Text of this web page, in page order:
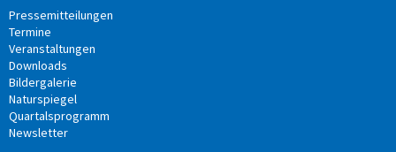
Pressemitteilungen
Termine
Veranstaltungen
Downloads
Bildergalerie
Naturspiegel
Quartalsprogramm
Newsletter